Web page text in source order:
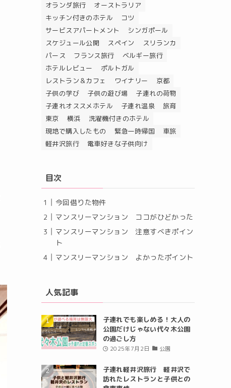
オランダ旅行
オーストラリア
キッチン付きのホテル
コツ
サービスアパートメント
シンガポール
スケジュール公開
スペイン
スリランカ
パース
フランス旅行
ベルギー旅行
ホテルレビュー
ポルトガル
レストラン＆カフェ
ワイナリー
京都
子供の学び
子供の遊び場
子連れの荷物
子連れオススメホテル
子連れ温泉
旅育
東京
横浜
洗濯機付きのホテル
現地で購入したもの
緊急一時帰国
車旅
軽井沢旅行
電車好きな子供向け
目次
今回借りた物件
マンスリーマンション ココがひどかった
マンスリーマンション 注意すべきポイン
ト
マンスリーマンション よかったポイント
人気記事
子連れでも楽しめる！大人の
公園だけじゃない代々木公園
の過ごし方
2025年7月2日 公園
子連れ軽井沢旅行 軽井沢で
訪れたレストランと子供との